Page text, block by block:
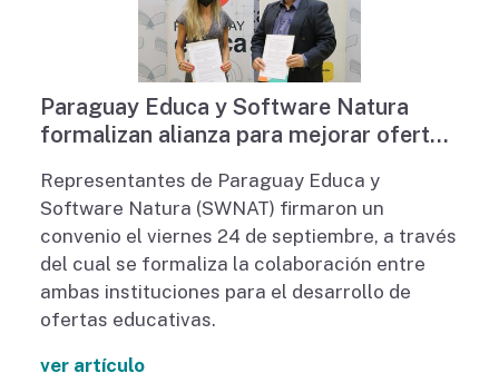
Paraguay Educa y Software Natura
formalizan alianza para mejorar oferta
Representantes de Paraguay Educa y
Software Natura (SWNAT) firmaron un
convenio el viernes 24 de septiembre, a través
del cual se formaliza la colaboración entre
ambas instituciones para el desarrollo de
ofertas educativas.
ver artículo